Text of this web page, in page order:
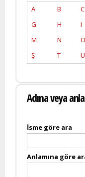
A B C
G
H I
M
N O
Ş
T U
Adına veya
İsme göre ara
Anlamına göre